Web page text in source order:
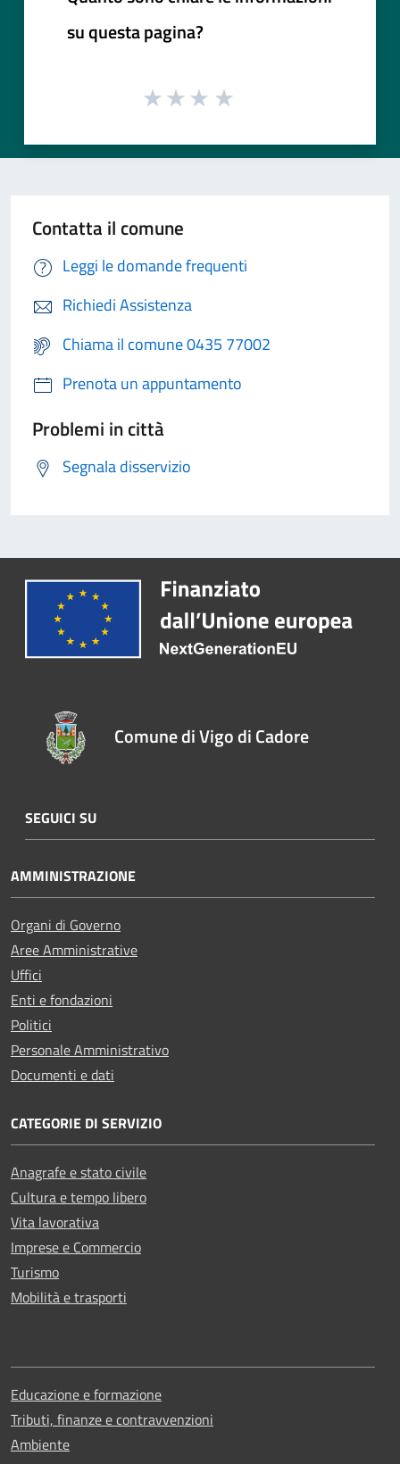
su questa pagina?
Contatta il comune
Leggi le domande frequenti
Richiedi Assistenza
Chiama il comune 0435 77002
Prenota un appuntamento
Problemi in città
Segnala disservizio
Comune di Vigo di Cadore
SEGUICI SU
AMMINISTRAZIONE
Organi di Governo
Aree Amministrative
Uffici
Enti e fondazioni
Politici
Personale Amministrativo
Documenti e dati
CATEGORIE DI SERVIZIO
Anagrafe e stato civile
Cultura e tempo libero
Vita lavorativa
Imprese e Commercio
Turismo
Mobilità e trasporti
Educazione e formazione
Tributi, finanze e contravvenzioni
Ambiente